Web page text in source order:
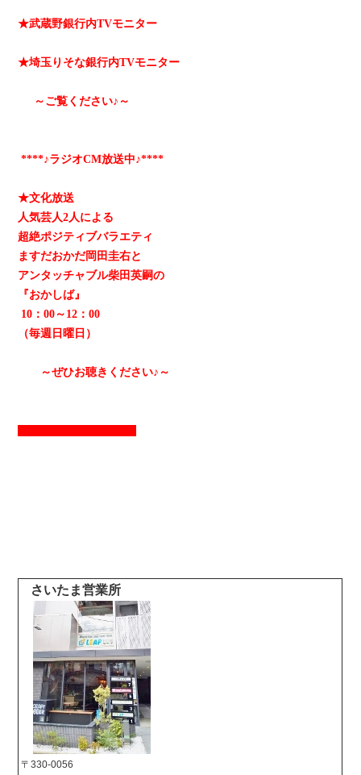
★武蔵野銀行内TVモニター
★埼玉りそな銀行内TVモニター
～ご覧ください♪～
****♪ラジオCM放送中♪****
★文化放送
人気芸人2人による
超絶ポジティブバラエティ
ますだおかだ岡田圭右と
アンタッチャブル柴田英嗣の
『おかしば』
10：00～12：00
（毎週日曜日）
～ぜひお聴きください♪～
さいたま営業所
〒330-0056